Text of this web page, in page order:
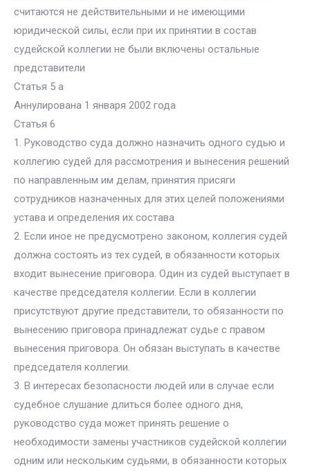
считаются не действительными и не имеющими
юридической силы, если при их принятии в состав
судейской коллегии не были включены остальные
представители
Статья 5 а
Аннулирована 1 января 2002 года
Статья 6
1. Руководство суда должно назначить одного судью и
коллегию судей для рассмотрения и вынесения решений
по направленным им делам, принятия присяги
сотрудников назначенных для этих целей положениями
устава и определения их состава
2. Если иное не предусмотрено законом, коллегия судей
должна состоять из тех судей, в обязанности которых
входит вынесение приговора. Один из судей выступает в
качестве председателя коллегии. Если в коллегии
присутствуют другие представители, то обязанности по
вынесению приговора принадлежат судье с правом
вынесения приговора. Он обязан выступать в качестве
председателя коллегии.
3. В интересах безопасности людей или в случае если
судебное слушание длиться более одного дня,
руководство суда может принять решение о
необходимости замены участников судейской коллегии
одним или нескольким судьями, в обязанности которых